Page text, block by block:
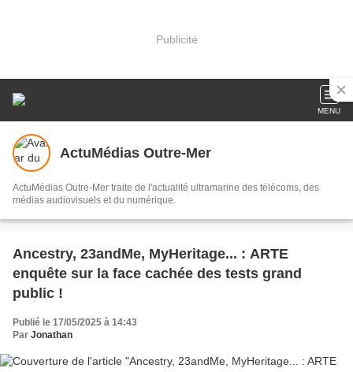
Publicité
MENU
ActuMédias Outre-Mer
ActuMédias Outre-Mer traite de l'actualité ultramarine des télécoms, des
médias audiovisuels et du numérique.
Ancestry, 23andMe, MyHeritage... : ARTE
enquête sur la face cachée des tests grand
public !
Publié le 17/05/2025 à 14:43
Par Jonathan